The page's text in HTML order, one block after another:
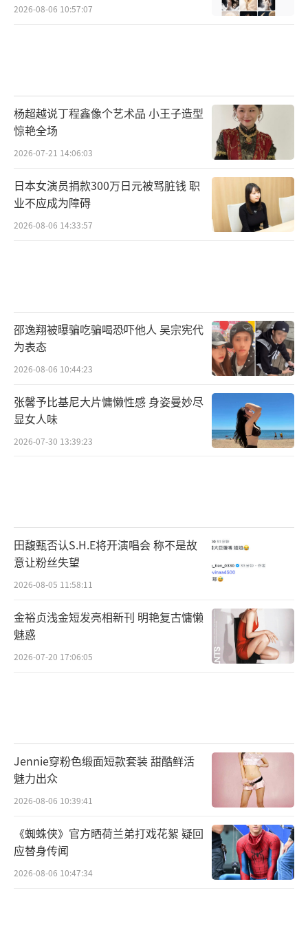
2026-08-06 10:57:07
杨超越说丁程鑫像个艺术品 小王子造型
惊艳全场
2026-07-21 14:06:03
日本女演员捐款300万日元被骂脏钱 职
业不应成为障碍
2026-08-06 14:33:57
邵逸翔被曝骗吃骗喝恐吓他人 吴宗宪代
为表态
2026-08-06 10:44:23
张馨予比基尼大片慵懒性感 身姿曼妙尽
显女人味
2026-07-30 13:39:23
田馥甄否认S.H.E将开演唱会 称不是故
意让粉丝失望
2026-08-05 11:58:11
金裕贞浅金短发亮相新刊 明艳复古慵懒
魅惑
2026-07-20 17:06:05
Jennie穿粉色缎面短款套装 甜酷鲜活
魅力出众
2026-08-06 10:39:41
《蜘蛛侠》官方晒荷兰弟打戏花絮 疑回
应替身传闻
2026-08-06 10:47:34